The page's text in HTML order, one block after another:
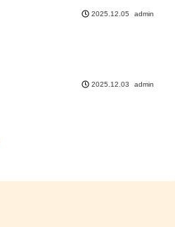
2025.12.05 admin
2025.12.03 admin